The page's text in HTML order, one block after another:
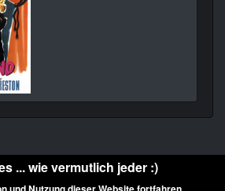
... wie vermutlich jeder :)